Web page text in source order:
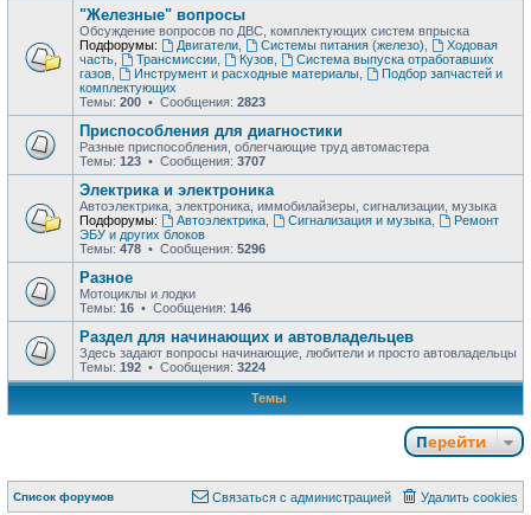
"Железные" вопросы
Обсуждение вопросов по ДВС, комплектующих систем впрыска
Подфорумы:
Двигатели, Системы питания (железо)
Ходовая
часть
Трансмиссии, Кузов,
Система выпуска отработавших
газов
Инструмент и расходные материалы,
Подбор запчастей и
комплектующих
Темы: 200 • Сообщения: 2823
Приспособления для диагностики
Разные приспособления, облегчающие труд автомастера
Темы: 123 • Сообщения: 3707
Электрика и электроника
Автоэлектрика, электроника, иммобилайзеры, сигнализации, музыка
Подфорумы:
Автоэлектрика, Сигнализация и музыка,
Ремонт
ЭБУ и других блоков
Темы: 478 • Сообщения: 5296
Разное
Мотоциклы и лодки
Темы: 16 • Сообщения: 146
Раздел для начинающих и автовладельцев
Здесь задают вопросы начинающие, любители и просто автовладельцы
Темы: 192 • Сообщения: 3224
Темы
Перейти
Список форумов Удалить cookies
Связаться с администрацией